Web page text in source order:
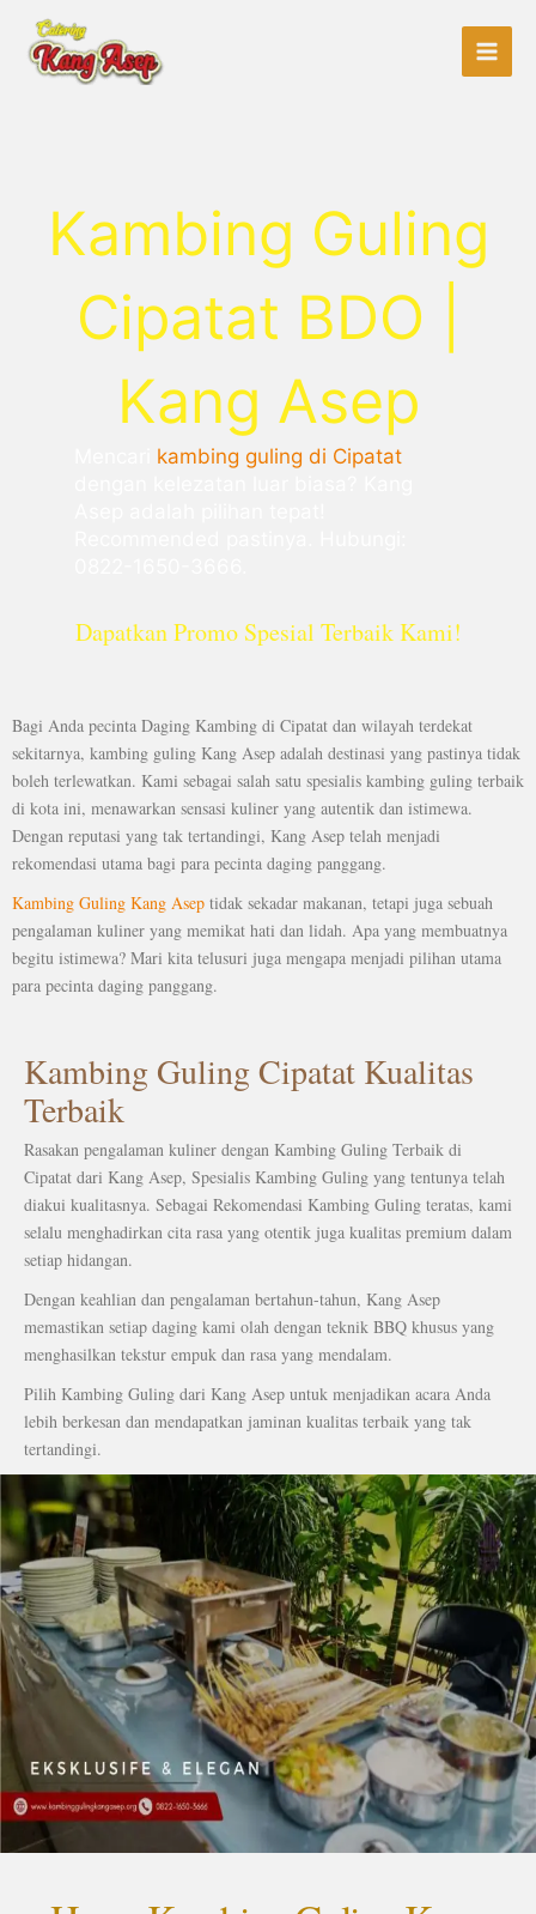
konten
Kambing Guling
Cipatat BDO |
Kang Asep
kambing guling di Cipatat
Dapatkan Promo Spesial Terbaik Kami!
Bagi Anda pecinta Daging Kambing di Cipatat dan wilayah terdekat
sekitarnya, kambing guling Kang Asep adalah destinasi yang pastinya tidak
boleh terlewatkan. Kami sebagai salah satu spesialis kambing guling terbaik
di kota ini, menawarkan sensasi kuliner yang autentik dan istimewa.
Dengan reputasi yang tak tertandingi, Kang Asep telah menjadi
rekomendasi utama bagi para pecinta daging panggang.
Kambing Guling Kang Asep tidak sekadar makanan, tetapi juga sebuah
pengalaman kuliner yang memikat hati dan lidah. Apa yang membuatnya
begitu istimewa? Mari kita telusuri juga mengapa menjadi pilihan utama
para pecinta daging panggang.
Kambing Guling Cipatat Kualitas
Terbaik
Rasakan pengalaman kuliner dengan Kambing Guling Terbaik di
Cipatat dari Kang Asep, Spesialis Kambing Guling yang tentunya telah
diakui kualitasnya. Sebagai Rekomendasi Kambing Guling teratas, kami
selalu menghadirkan cita rasa yang otentik juga kualitas premium dalam
setiap hidangan.
Dengan keahlian dan pengalaman bertahun-tahun, Kang Asep
memastikan setiap daging kami olah dengan teknik BBQ khusus yang
menghasilkan tekstur empuk dan rasa yang mendalam.
Pilih Kambing Guling dari Kang Asep untuk menjadikan acara Anda
lebih berkesan dan mendapatkan jaminan kualitas terbaik yang tak
tertandingi.